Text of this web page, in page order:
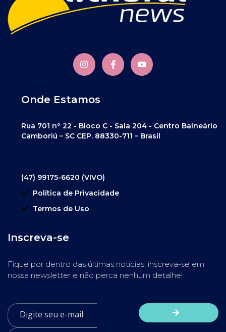
Onde Estamos
Rua 701 nº 22 - Bloco C - Sala 204 - Centro Balneário
Camboriú – SC CEP. 88330-711 – Brasil
(47) 99175-6620 (VIVO)
Política de Privacidade
Termos de Uso
Inscreva-se
Fique por dentro das últimas notícias, inscreva-se em
nossa newsletter e não perca nenhum detalhe!